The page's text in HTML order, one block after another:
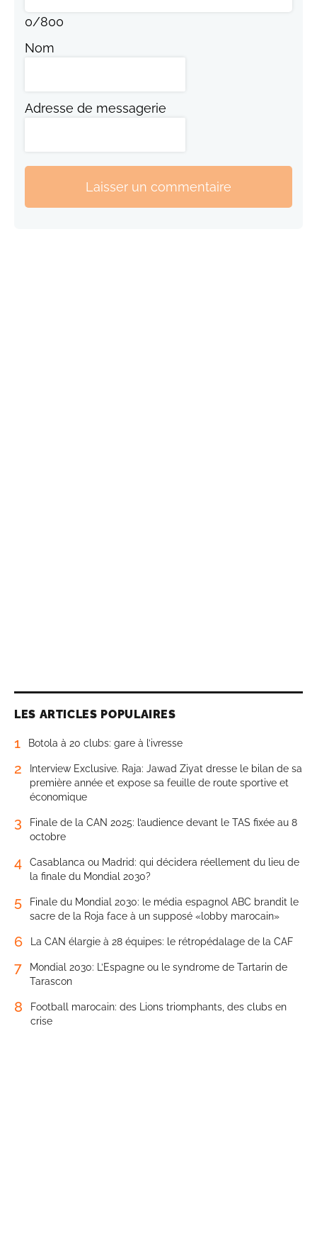
0/800
Nom
Adresse de messagerie
Laisser un commentaire
LES ARTICLES POPULAIRES
1 Botola à 20 clubs: gare à l’ivresse
2
Interview Exclusive. Raja: Jawad Ziyat dresse le bilan de sa
première année et expose sa feuille de route sportive et
économique
3
Finale de la CAN 2025: l’audience devant le TAS fixée au 8
octobre
4
Casablanca ou Madrid: qui décidera réellement du lieu de
la finale du Mondial 2030?
5
Finale du Mondial 2030: le média espagnol ABC brandit le
sacre de la Roja face à un supposé «lobby marocain»
6 La CAN élargie à 28 équipes: le rétropédalage de la CAF
7
Mondial 2030: L’Espagne ou le syndrome de Tartarin de
Tarascon
8
Football marocain: des Lions triomphants, des clubs en
crise